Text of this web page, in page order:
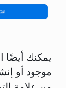
يمكنك أيضًا
موجود أو